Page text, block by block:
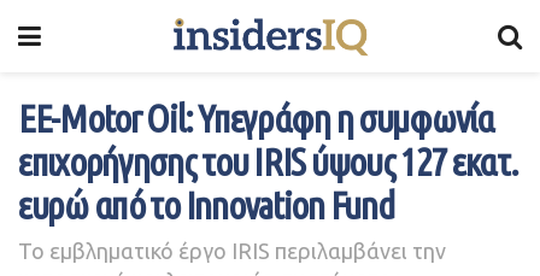
ΕΕ-Motor Oil: Υπεγράφη η συμφωνία
επιχορήγησης του IRIS ύψους 127 εκατ.
ευρώ από το Innovation Fund
Το εμβληματικό έργο IRIS περιλαμβάνει την